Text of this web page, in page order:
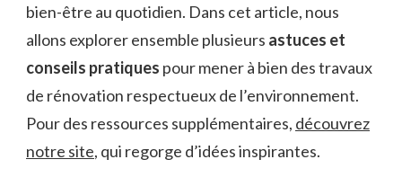
bien-être au quotidien. Dans cet article, nous
allons explorer ensemble plusieurs astuces et
conseils pratiques pour mener à bien des travaux
de rénovation respectueux de l’environnement.
Pour des ressources supplémentaires, découvrez
notre site, qui regorge d’idées inspirantes.